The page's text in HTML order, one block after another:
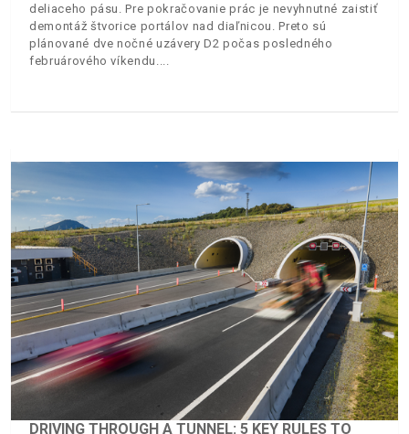
deliaceho pásu. Pre pokračovanie prác je nevyhnutné zaistiť
demontáž štvorice portálov nad diaľnicou. Preto sú
plánované dve nočné uzávery D2 počas posledného
februárového víkendu.
DRIVING THROUGH A TUNNEL: 5 KEY RULES TO